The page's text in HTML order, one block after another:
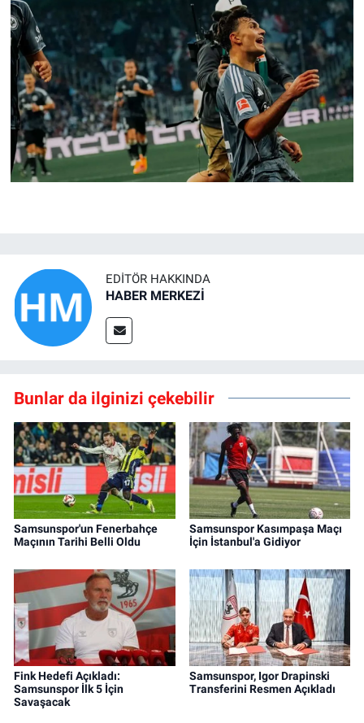
EDITÖR HAKKINDA
HABER MERKEZİ
Bunlar da ilginizi çekebilir
Samsunspor'un Fenerbahçe
Maçının Tarihi Belli Oldu
Samsunspor Kasımpaşa Maçı
İçin İstanbul'a Gidiyor
Fink Hedefi Açıkladı:
Samsunspor İlk 5 İçin
Savaşacak
Samsunspor, Igor Drapinski
Transferini Resmen Açıkladı